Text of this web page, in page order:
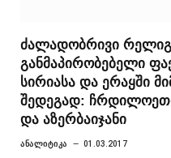
ძალადობრივი
განმაპირობებელი
სირიასა და ერაყში
შედეგად:
და აზერბაიჯანი
ᲐᲜᲐᲚᲘᲢᲘᲙᲐ 01.03.2017